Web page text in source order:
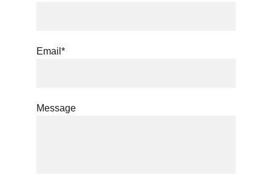
Email*
Message